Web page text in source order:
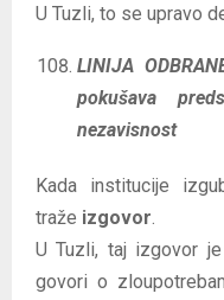
U Tuzli, to se upravo
LINIJA
pokušava
nezavisnost
Kada institucije
traže izgovor
U Tuzli, taj izgovor
govori o